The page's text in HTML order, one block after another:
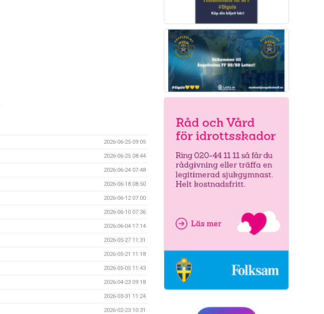
2026-06-25 09:05
2026-06-25 08:44
2026-06-24 07:48
2026-06-18 08:50
2026-06-12 07:00
2026-06-10 07:36
2026-06-04 17:14
2026-05-27 11:31
2026-05-21 11:18
2026-05-05 11:43
2026-04-23 09:18
2026-03-31 11:24
2026-02-23 10:31